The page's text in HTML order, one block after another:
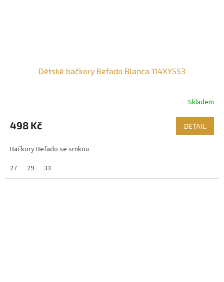
Dětské bačkory Befado Blanca 114XY553
Skladem
498 Kč DETAIL
Bačkory Befado se srnkou
27
29 33